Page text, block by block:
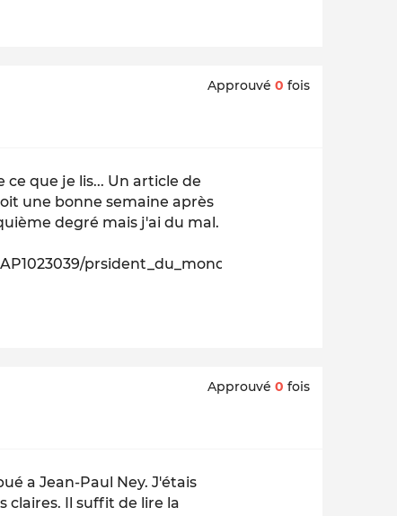
Approuvé 0 fois
que je lis... Un article de
une bonne semaine après
degré mais j'ai du mal.
Approuvé 0 fois
a Jean-Paul Ney. J'étais
claires. Il suffit de lire la